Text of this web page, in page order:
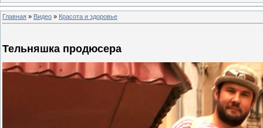
Главная » Видео » Красота и здоровье
Тельняшка продюсера